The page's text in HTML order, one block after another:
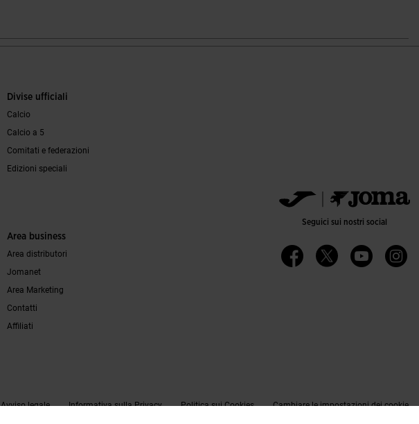
5 su 5 valutazione dei clienti 5 su 5 valutazione dei clienti
Divise ufficiali
Calcio
Calcio a 5
Comitati e federazioni
Edizioni speciali
Area business
Area distributori
Jomanet
Area Marketing
Contatti
Affiliati
Seguici sui nostri social
Avviso legale Informativa sulla Privacy Politica sui Cookies Cambiare le impostazioni dei cookie